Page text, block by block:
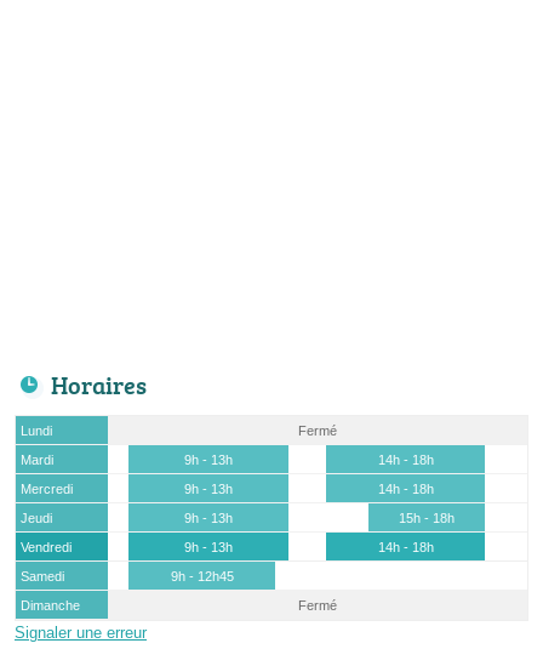
Horaires
Lundi
Fermé
Mardi
9h - 13h
14h - 18h
Mercredi
9h - 13h
14h - 18h
Jeudi
9h - 13h
15h - 18h
Vendredi
9h - 13h
14h - 18h
Samedi
9h - 12h45
Dimanche
Fermé
Signaler une erreur